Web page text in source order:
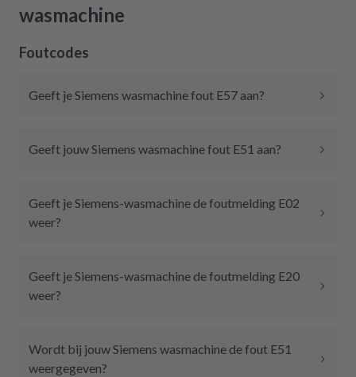
wasmachine
Foutcodes
Geeft je Siemens wasmachine fout E57 aan?
Geeft jouw Siemens wasmachine fout E51 aan?
Geeft je Siemens-wasmachine de foutmelding E02
weer?
Geeft je Siemens-wasmachine de foutmelding E20
weer?
Wordt bij jouw Siemens wasmachine de fout E51
weergegeven?